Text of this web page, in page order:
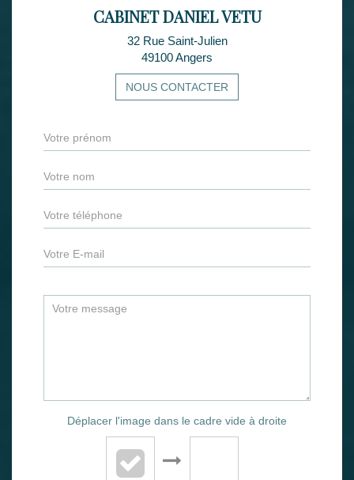
CABINET DANIEL VETU
32 Rue Saint-Julien
49100 Angers
NOUS CONTACTER
Déplacer l'image dans le cadre vide à droite